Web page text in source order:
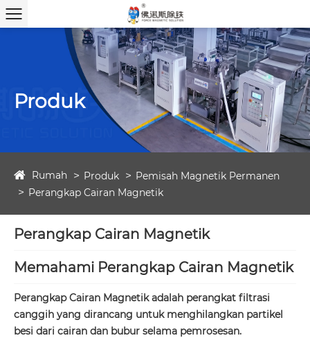
Produk
Rumah Produk
Pemisah Magnetik Permanen
Perangkap Cairan Magnetik
Perangkap Cairan Magnetik
Memahami Perangkap Cairan Magnetik
Perangkap Cairan Magnetik adalah perangkat filtrasi
canggih yang dirancang untuk menghilangkan partikel
besi dari cairan dan bubur selama pemrosesan.